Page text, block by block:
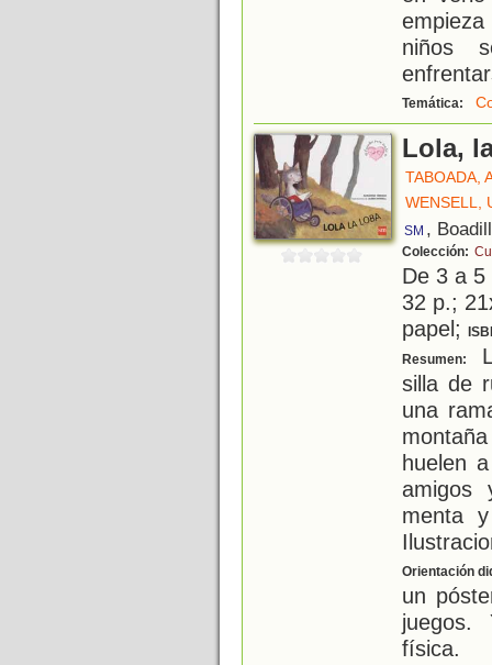
niños
Temática:
Lola,
TABOADA,
WENSELL,
SM ,
Colección:
De 3 a
32 p.;
papel;
Resumen:
silla de
una
huelen
amigos
menta
Orientación
un
juegos.
física.